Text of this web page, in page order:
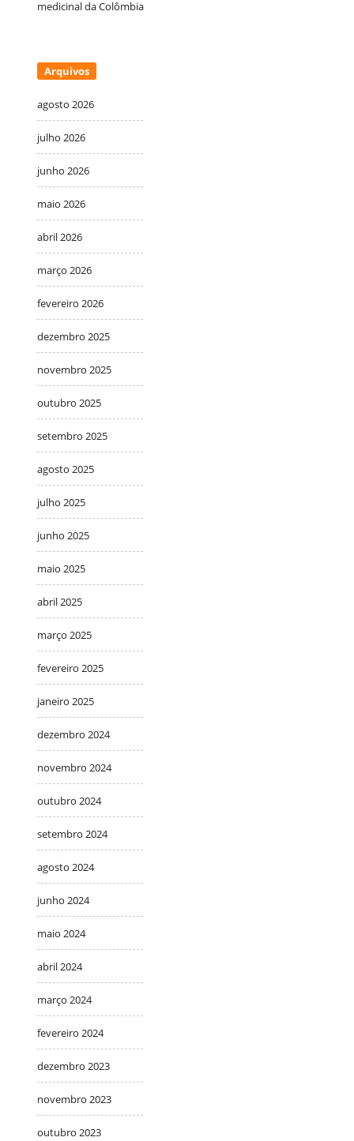
medicinal da Colômbia
Arquivos
agosto 2026
julho 2026
junho 2026
maio 2026
abril 2026
março 2026
fevereiro 2026
dezembro 2025
novembro 2025
outubro 2025
setembro 2025
agosto 2025
julho 2025
junho 2025
maio 2025
abril 2025
março 2025
fevereiro 2025
janeiro 2025
dezembro 2024
novembro 2024
outubro 2024
setembro 2024
agosto 2024
junho 2024
maio 2024
abril 2024
março 2024
fevereiro 2024
dezembro 2023
novembro 2023
outubro 2023